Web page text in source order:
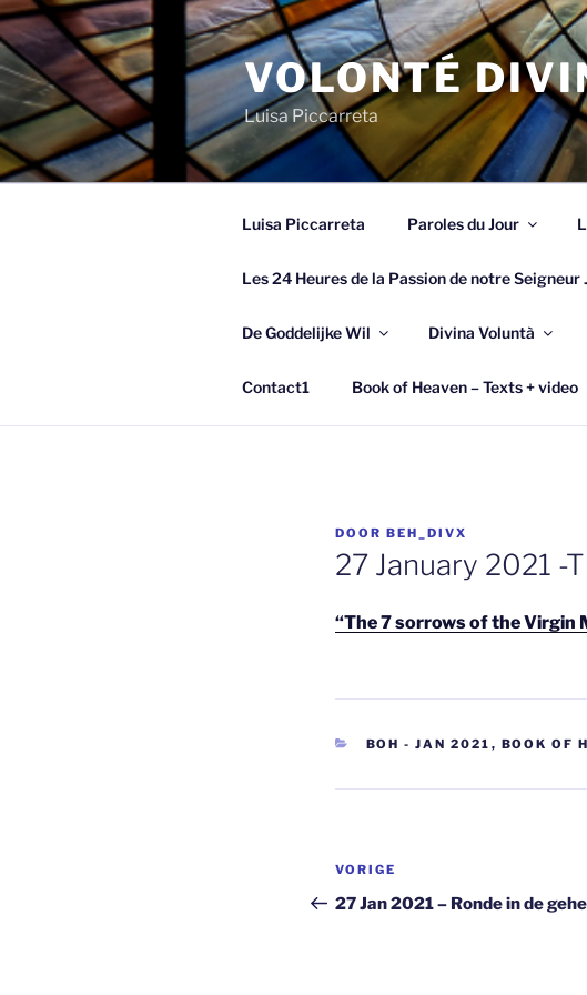
Spring
naar
de
inhoud
VOLONTÉ
Luisa Piccarreta
Luisa Piccarreta Paroles du Jour
Les 24 Heures de la Passion de notre Seigneur
De Goddelijke Wil Divina Voluntà
Contact1 Book of Heaven – Texts + video
GEPLAATST
OP
DOOR BEH_DIVX
27 January 2021 -
“The 7 sorrows of the Virgin
CATEGORIEËN
BOH - JAN 2021 , BOOK OF
Berichtnavigatie
Vorig
bericht
VORIGE
27 Jan 2021 – Ronde in de